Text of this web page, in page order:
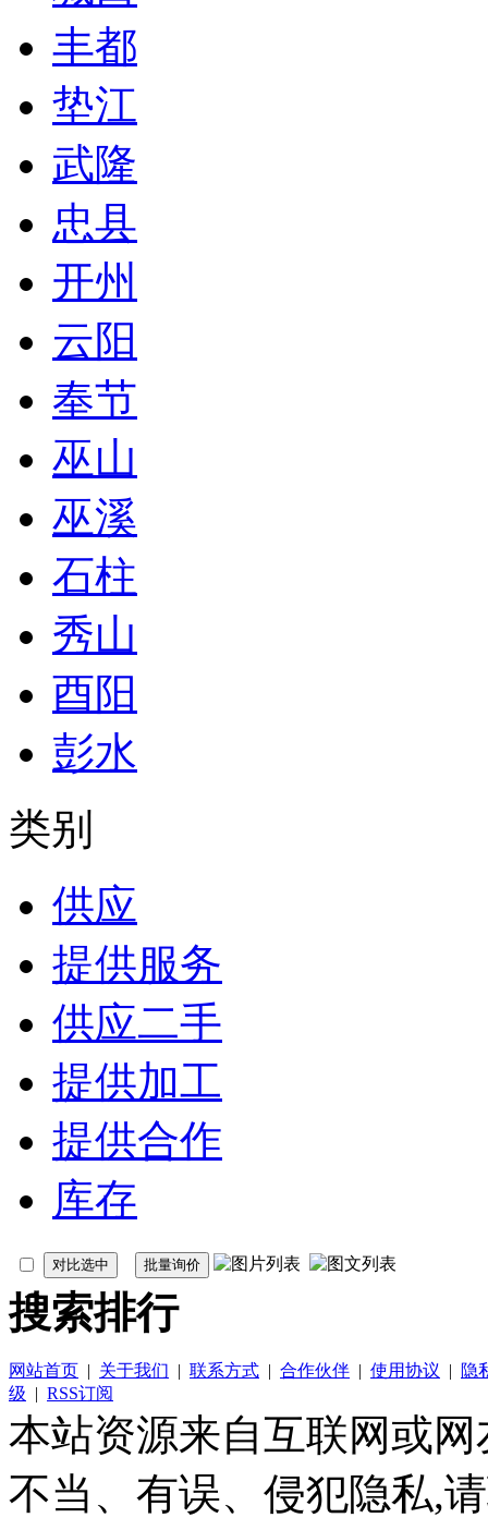
丰都
垫江
武隆
忠县
开州
云阳
奉节
巫山
巫溪
石柱
秀山
酉阳
彭水
类别
供应
提供服务
供应二手
提供加工
提供合作
库存
搜索排行
网站首页 | 关于我们 | 联系方式 | 合作伙伴 | 使用协议 |
隐
级 | RSS订阅
本站资源来自互联网或
不当、有误、侵犯隐私,